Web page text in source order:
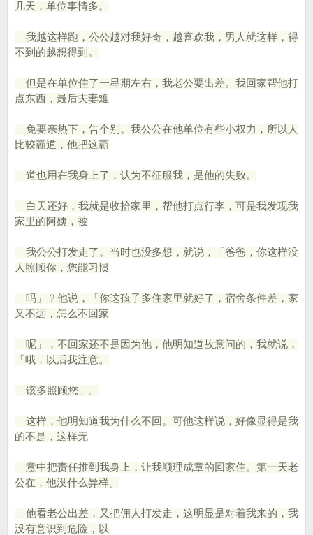
几天，单位事情多。
我越这样跑，公公越对我好奇，越喜欢我，男人就这样，得
不到的越想得到。
但是在单位住了一星期左右，我老公要出差。我回家帮他打
点东西，最后夫妻难
免要亲热下，告个别。我公公在他单位有些小权力，所以人
比较霸道，他把这霸
道也用在我身上了，认为不征服我，是他的失败。
白天还好，我就是收拾家里，帮他打点行李，可是我发现我
家里的阿姨，被
我公公打发走了。当时也没多想，就说，「爸爸，你这样没
人照顾你，您能习惯
吗」？他说，「你这孩子多住家里就好了，宿舍条件差，家
又不远，怎么不回家
呢」，不回家还不是因为他，他明知道故意问的，我就说，
「哦，以后我注意。
该多照顾您」。
这样，他明知道我为什么不回。可他这样说，好像显得是我
的不是，这样无
意中把责任推到我身上，让我顺理成章的回家住。第一天老
公在，他没什么异样。
他看老公出差，又把佣人打发走，这明显是对着我来的，我
没有意识到危险，以